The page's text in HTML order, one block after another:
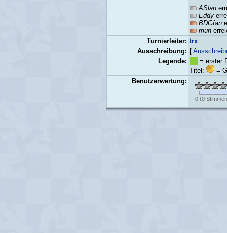
ASlan
Eddy
BDGfan
mun
Turnierleiter: trx
Ausschreibung: [
Legende:
= erster
Titel:
=
Benutzerwertung:
0 (0